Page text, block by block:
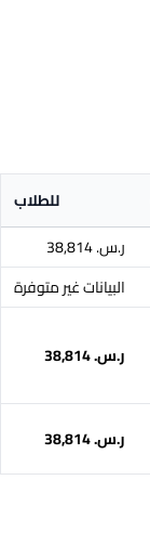
للطلاب
ر.س.‏ 38,814
البيانات غير متوفرة
ر.س.‏ 38,814
ر.س.‏ 38,814